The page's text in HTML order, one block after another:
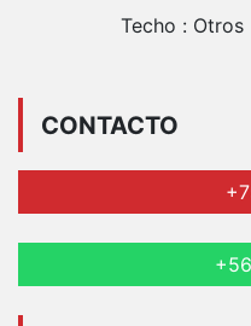
Techo : Otros
CONTACTO